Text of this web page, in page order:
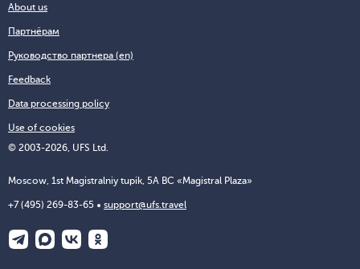
© 2003-2026, UFS Ltd.
Moscow, 1st Magistralniy tupik, 5A BC «Magistral Plaza»
+7 (495) 269-83-65 support@ufs.travel
About us
Партнёрам
Руководство партнера (en)
Feedback
Data processing policy
Use of cookies